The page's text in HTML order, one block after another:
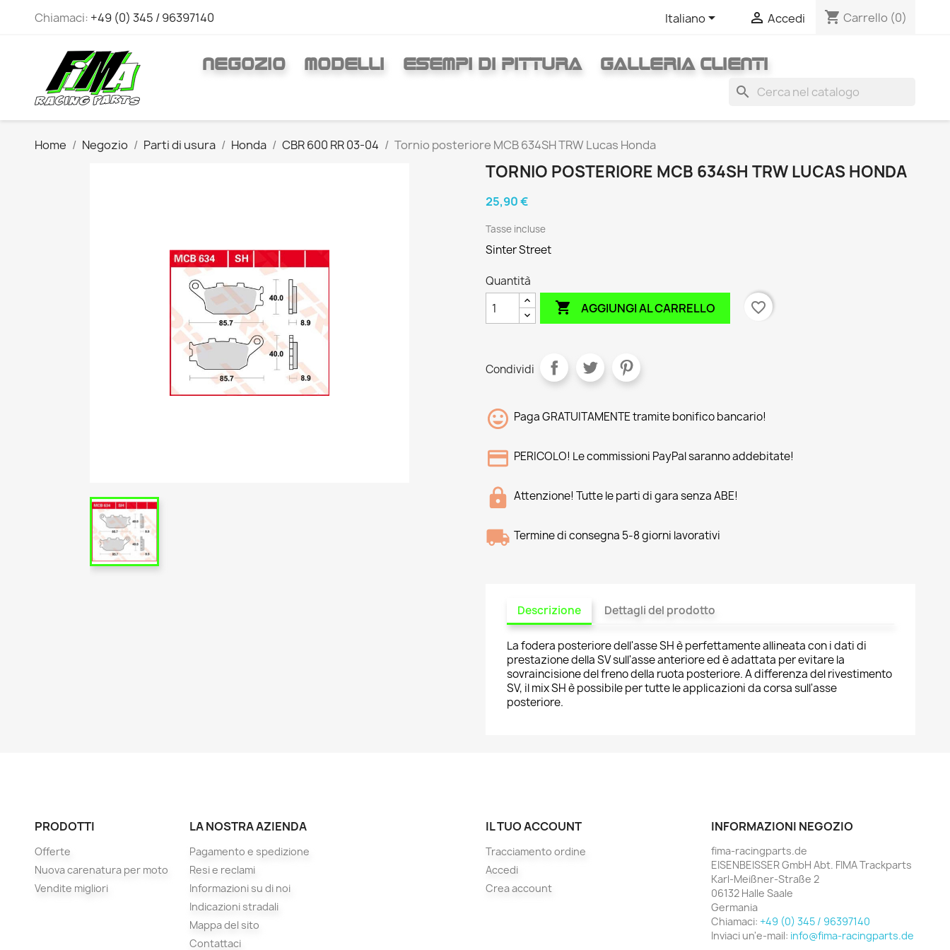
Chiamaci: +49 (0) 345 / 96397140 Italiano  Accedi shopping_cart Carrello (0)
NEGOZIO MODELLI ESEMPI DI PITTURA
GALLERIA CLIENTI
search
Home Negozio Parti di usura Honda CBR 600 RR 03-04 Tornio posteriore MCB 634SH TRW Lucas Honda
TORNIO POSTERIORE MCB 634SH TRW LUCAS HONDA
25,90 €
Tasse incluse
Sinter Street
Quantità
 AGGIUNGI AL CARRELLO favorite_border
Condividi
Paga GRATUITAMENTE tramite bonifico bancario!
PERICOLO! Le commissioni PayPal saranno addebitate!
Attenzione! Tutte le parti di gara senza ABE!
Termine di consegna 5-8 giorni lavorativi
Descrizione Dettagli del prodotto
La fodera posteriore dell'asse SH è perfettamente allineata con i dati di
prestazione della SV sull'asse anteriore ed è adattata per evitare la
sovraincisione del freno della ruota posteriore. A differenza del rivestimento
SV, il mix SH è possibile per tutte le applicazioni da corsa sull'asse
posteriore.
PRODOTTI
Offerte
Nuova carenatura per moto
Vendite migliori
LA NOSTRA AZIENDA
Pagamento e spedizione
Resi e reclami
Informazioni su di noi
Indicazioni stradali
Mappa del sito
Contattaci
IL TUO ACCOUNT
Tracciamento ordine
Accedi
Crea account
INFORMAZIONI NEGOZIO
fima-racingparts.de
EISENBEISSER GmbH Abt. FIMA Trackparts
Karl-Meißner-Straße 2
06132 Halle Saale
Germania
Chiamaci:+49 (0) 345 / 96397140
Inviaci un'e-mail: info@fima-racingparts.de